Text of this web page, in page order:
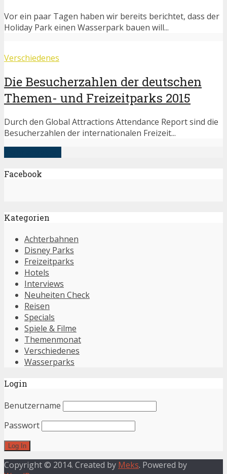
Vor ein paar Tagen haben wir bereits berichtet, dass der
Holiday Park einen Wasserpark bauen will...
Verschiedenes
Die Besucherzahlen der deutschen
Themen- und Freizeitparks 2015
Durch den Global Attractions Attendance Report sind die
Besucherzahlen der internationalen Freizeit...
Facebook
Kategorien
Achterbahnen
Disney Parks
Freizeitparks
Hotels
Interviews
Neuheiten Check
Reisen
Specials
Spiele & Filme
Themenmonat
Verschiedenes
Wasserparks
Login
Benutzername
Passwort
Copyright © 2014. Created by Meks. Powered by